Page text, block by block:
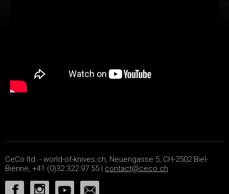
CeCo ltd. - world-of-knives.ch, Neuengasse 5, CH-2502 Biel-
Bienne, +41 (0)32 322 97 55 | contact@ceco.ch